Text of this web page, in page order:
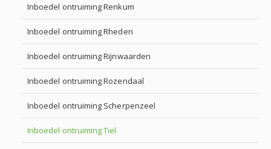
Inboedel ontruiming Renkum
Inboedel ontruiming Rheden
Inboedel ontruiming Rijnwaarden
Inboedel ontruiming Rozendaal
Inboedel ontruiming Scherpenzeel
Inboedel ontruiming Tiel